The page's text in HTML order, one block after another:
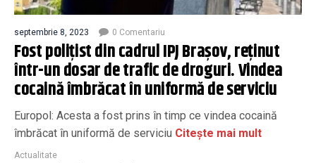
septembrie 8, 2023 0 Comentariu
Fost poliţist din cadrul IPJ Brașov, reţinut
într-un dosar de trafic de droguri. Vindea
cocaină îmbrăcat în uniformă de serviciu
Europol: Acesta a fost prins în timp ce vindea cocaină
îmbrăcat în uniformă de serviciu Citește mai mult
Actualitate